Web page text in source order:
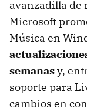
avanzadilla de
Microsoft
Música en
semanasy,
soporte para
cambios en